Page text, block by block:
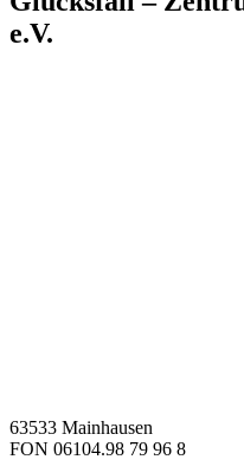
e.V.
63533 Mainhausen
FON 06104.98 79 96 8